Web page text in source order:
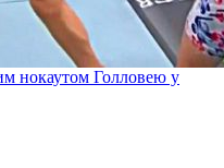
нокаутом Голловею у